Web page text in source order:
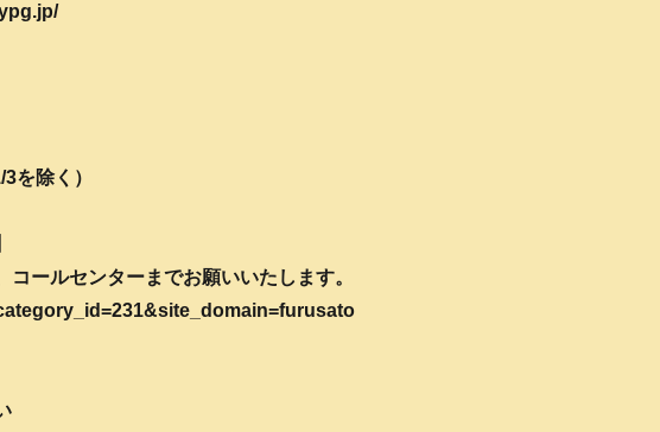
を除く）
ールセンターまでお願いいたします。